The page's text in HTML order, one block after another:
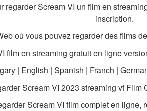
regarder Scream VI un film en
inscription.
où vous pouvez regarder des films
film en streaming gratuit en ligne
| English | Spanish | Franch |
Scream VI 2023 streaming vf Film
Scream VI film complet en ligne,